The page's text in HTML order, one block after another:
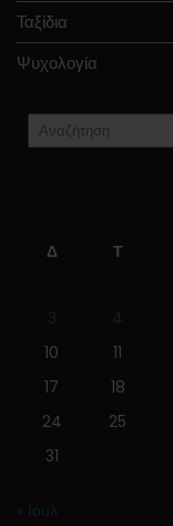
Ταξίδια
Ψυχολογία
Δ Τ
3
4
10
11
17
18
24
25
31
« Ιούλ